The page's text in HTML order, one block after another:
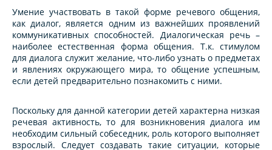
Умение участвовать в такой форме речевого общения,
как диалог, является одним из важнейших проявлений
коммуникативных способностей. Диалогическая речь –
наиболее естественная форма общения. Т.к. стимулом
для диалога служит желание, что-либо узнать о предметах
и явлениях окружающего мира, то общение успешным,
если детей предварительно познакомить с ними.
Поскольку для данной категории детей характерна низкая
речевая активность, то для возникновения диалога им
необходим сильный собеседник, роль которого выполняет
взрослый. Следует создавать такие ситуации, которые